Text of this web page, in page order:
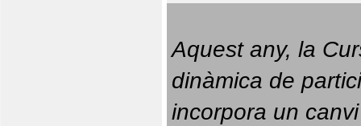
Aquest any, la
dinàmica de
incorpora un